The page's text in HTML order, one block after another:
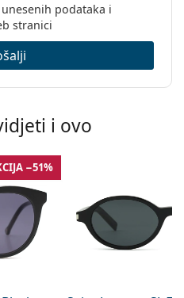
unesenih podataka i
stranici
i ovo
−51%